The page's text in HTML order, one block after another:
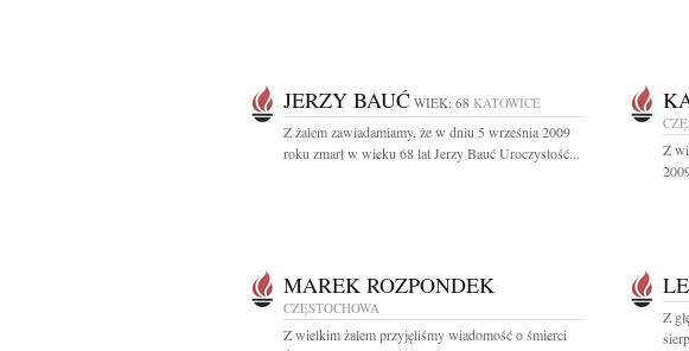
JERZY BAUĆ WIEK: 68 KATOWICE
Z żalem zawiadamiamy, że w dniu 5 września 2009
roku zmarł w wieku 68 lat Jerzy Bauć Uroczystość...
Z
MAREK ROZPONDEK
CZĘSTOCHOWA
Z wielkim żalem przyjęliśmy wiadomość o śmierci
Z